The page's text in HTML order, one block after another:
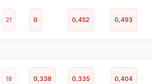
21 0 0,452 0,493
18 0,338 0,335 0,404